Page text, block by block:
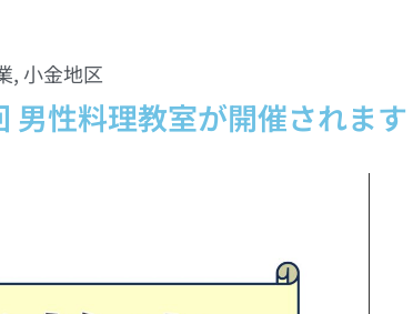
,小金地区
男性料理教室が開催されます